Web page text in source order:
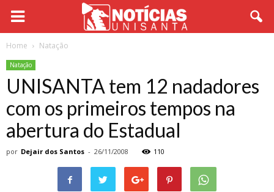
Home Natação
Natação
UNISANTA tem 12 nadadores
com os primeiros tempos na
abertura do Estadual
por Dejair dos Santos - 26/11/2008 110